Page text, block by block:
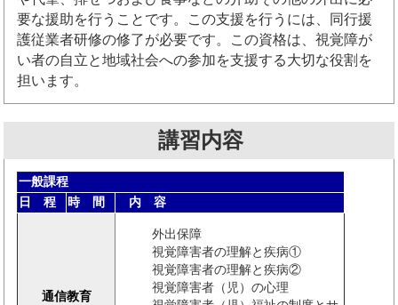
要な援助を行うことです。この支援を行うには、同行援
護従業者研修の修了が必要です。この資格は、視覚障が
い者の自立と地域社会への参加を支援する大切な役割を
担います。
講習内容
一般課程
日 程
時 間 内 容
通信教育
外出保障
視覚障害者の理解と疾病①
視覚障害者の理解と疾病②
視覚障害者（児）の心理